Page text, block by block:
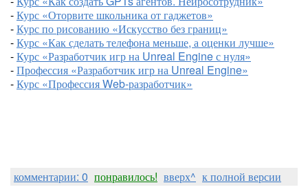
-Курс «Оторвите школьника от гаджетов»
-Курс по рисованию «Искусство без границ»
-Курс «Как сделать телефона меньше, а оценки лучше»
-Курс «Разработчик игр на Unreal Engine с нуля»
-Профессия «Разработчик игр на Unreal Engine»
-Курс «Профессия Web-разработчик»
комментарии: 0 понравилось! вверх^ к полной версии